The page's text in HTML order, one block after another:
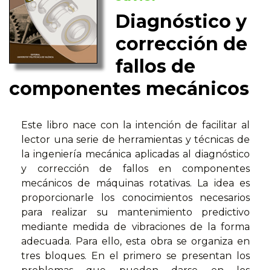
Diagnóstico y
corrección de
fallos de
componentes mecánicos
Este libro nace con la intención de facilitar al
lector una serie de herramientas y técnicas de
la ingeniería mecánica aplicadas al diagnóstico
y corrección de fallos en componentes
mecánicos de máquinas rotativas. La idea es
proporcionarle los conocimientos necesarios
para realizar su mantenimiento predictivo
mediante medida de vibraciones de la forma
adecuada. Para ello, esta obra se organiza en
tres bloques. En el primero se presentan los